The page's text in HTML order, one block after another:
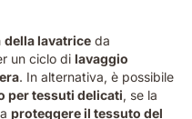
della lavatrice da
un ciclo di lavaggio
. In alternativa, è possibile
per tessuti delicati, se la
proteggere il tessuto del